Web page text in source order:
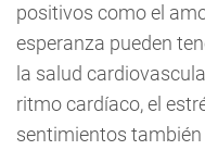
positivos como el
esperanza pueden
la salud
ritmo cardíaco, el
sentimientos